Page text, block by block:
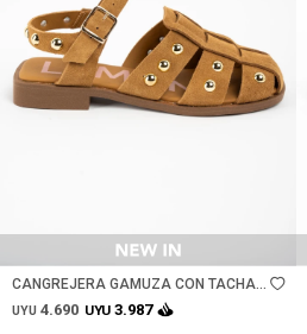
Talle
CANGREJERA GAMUZA CON TACHAS
- CAMEL
UYU 4.690 UYU 3.987